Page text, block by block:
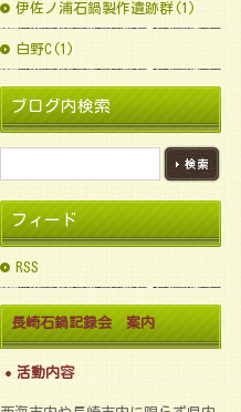
伊佐ノ浦石鍋製作遺跡群(1)
白野C(1)
ブログ内検索
フィード
RSS
長崎石鍋記録会 案内
活動内容